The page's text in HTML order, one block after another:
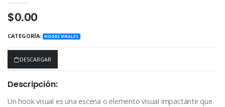
$0.00
CATEGORÍA: HOOKS VIRALES
DESCARGAR
Descripción:
Un hook visual es una escena o elemento visual impactante que